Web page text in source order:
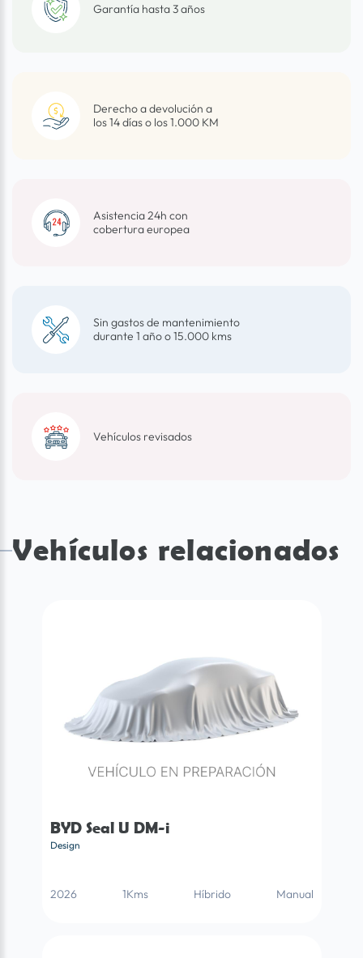
Garantía hasta 3 años
Derecho a devolución a
los 14 días o los 1.000 KM
Asistencia 24h con
cobertura europea
Sin gastos de mantenimiento
durante 1 año o 15.000 kms
Vehículos revisados
Vehículos relacionados
BYD Seal U DM-i
Design
2026 1Kms Híbrido Manual